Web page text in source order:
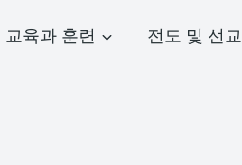
교육과 훈련 전도 및 선교